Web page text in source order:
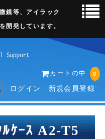
鏡等、アイラック
開発しています。
カートの中 0
ログイン 新規会員登録
ｹｰｽ A2-T5